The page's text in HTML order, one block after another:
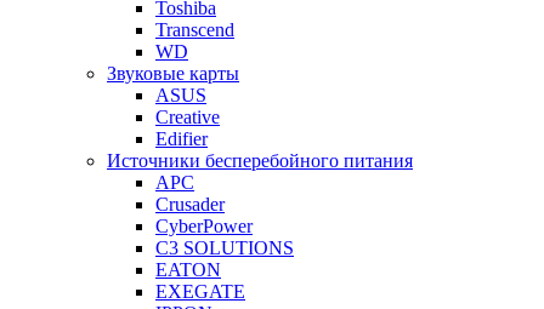
Toshiba
Transcend
WD
Звуковые карты
ASUS
Creative
Edifier
Источники бесперебойного питания
APC
Crusader
CyberPower
C3 SOLUTIONS
EATON
EXEGATE